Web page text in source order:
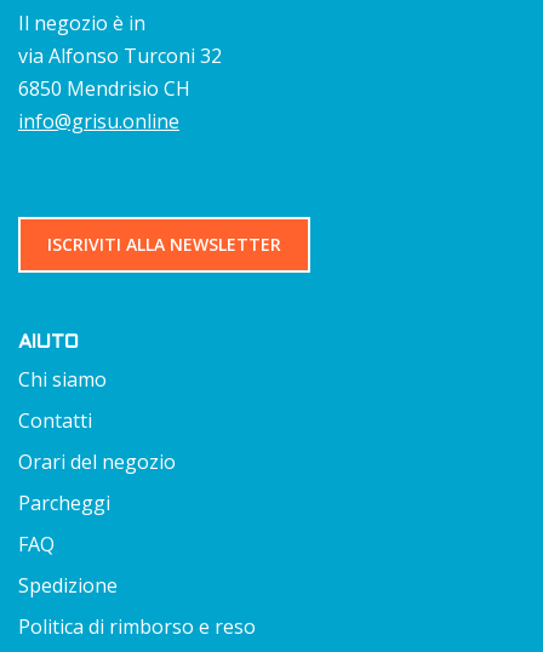
Il negozio è in
via Alfonso Turconi 32
6850 Mendrisio CH
info@grisu.online
ISCRIVITI ALLA NEWSLETTER
AIUTO
Chi siamo
Contatti
Orari del negozio
Parcheggi
FAQ
Spedizione
Politica di rimborso e reso